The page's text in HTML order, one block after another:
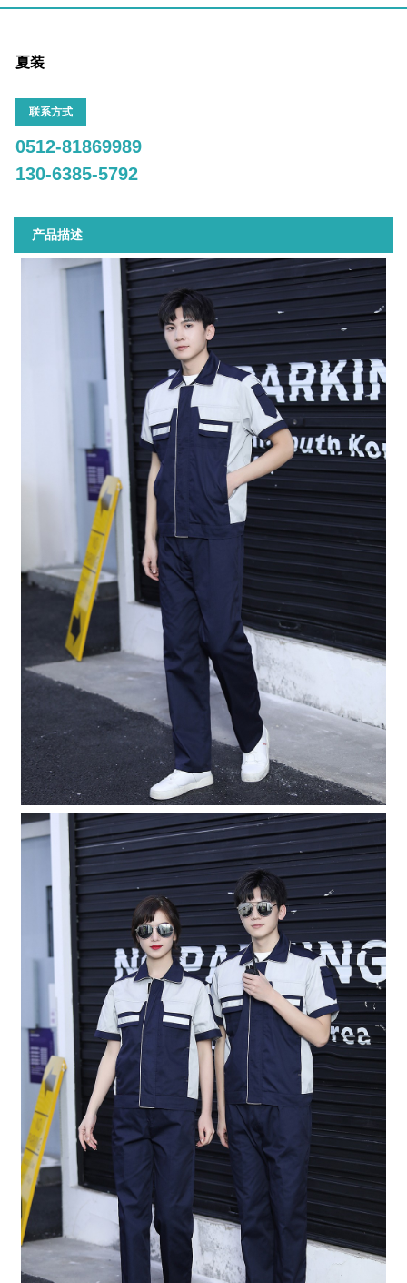
夏装
联系方式
0512-81869989
130-6385-5792
产品描述